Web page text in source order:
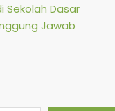
Sekolah Dasar
Jawab